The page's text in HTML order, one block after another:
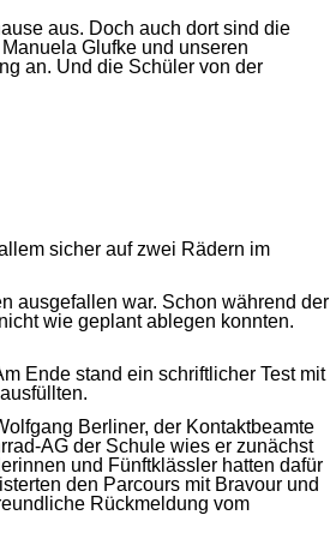
aus. Doch auch dort sind die
Glufke und unseren
an. Und die Schüler von der
sicher auf zwei Rädern im
ausgefallen war. Schon während der
wie geplant ablegen konnten.
Ende stand ein schriftlicher Test mit
Berliner, der Kontaktbeamte
AG der Schule wies er zunächst
und Fünftklässler hatten dafür
den Parcours mit Bravour und
Rückmeldung vom